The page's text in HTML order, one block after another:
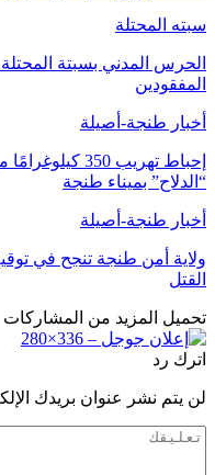
سبته المحتلة
الحرس المدني بسبتة
المفقودين
أخبار طنجة-أصيلة
إحباط تهريب
“الدلاح” بميناء طنجة
أخبار طنجة-أصيلة
ولاية أمن طنجة تنجح في
القتل
تحميل المزيد من المشاركات
اترك رد
لن يتم نشر عنوان بريدك